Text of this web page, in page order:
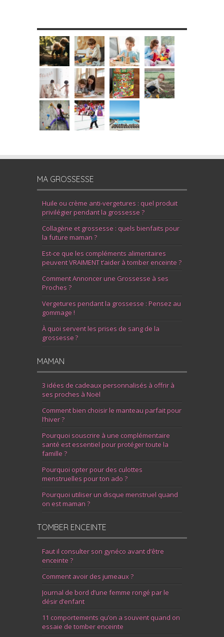
MA GROSSESSE
Huile ou crème anti-vergetures : quel produit
privilégier pendant la grossesse ?
Collagène et grossesse : quels bienfaits pour
la future maman ?
Est-ce que les compléments alimentaires
peuvent VRAIMENT t’aider à tomber enceinte ?
Comment Annoncer une Grossesse à ses
Proches ?
Vergetures pendant la grossesse : Pensez au
gommage !
À quoi servent les prises de sang de la
grossesse ?
MAMAN
3 idées de cadeaux personnalisés à offrir à
ses proches à Noël
Comment bien choisir le manteau parfait pour
l’hiver ?
Pourquoi souscrire à une complémentaire
santé est essentiel pour protéger toute la
famille ?
Pourquoi opter pour des culottes
menstruelles pour ton ado ?
Pourquoi utiliser un disque menstruel quand
on est maman ?
TOMBER ENCEINTE
Faut il consulter son gynéco avant d’être
enceinte ?
Comment avoir des jumeaux ?
Journal de bord d’une femme rongé par le
désir d’enfant
11 comportements qu’on a souvent quand on
essaie de tomber enceinte